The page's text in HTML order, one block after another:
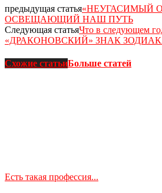
предыдущая статья«НЕУГАСИМЫЙ
ОСВЕЩАЮЩИЙ НАШ ПУТЬ
Следующая статьяЧто в следующем
«ДРАКОНОВСКИЙ» ЗНАК
Схожие статьиБольше статей
Есть такая профессия...